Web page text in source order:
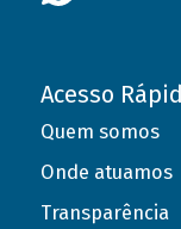
Acesso
Quem somos
Onde atuamos
Transparência